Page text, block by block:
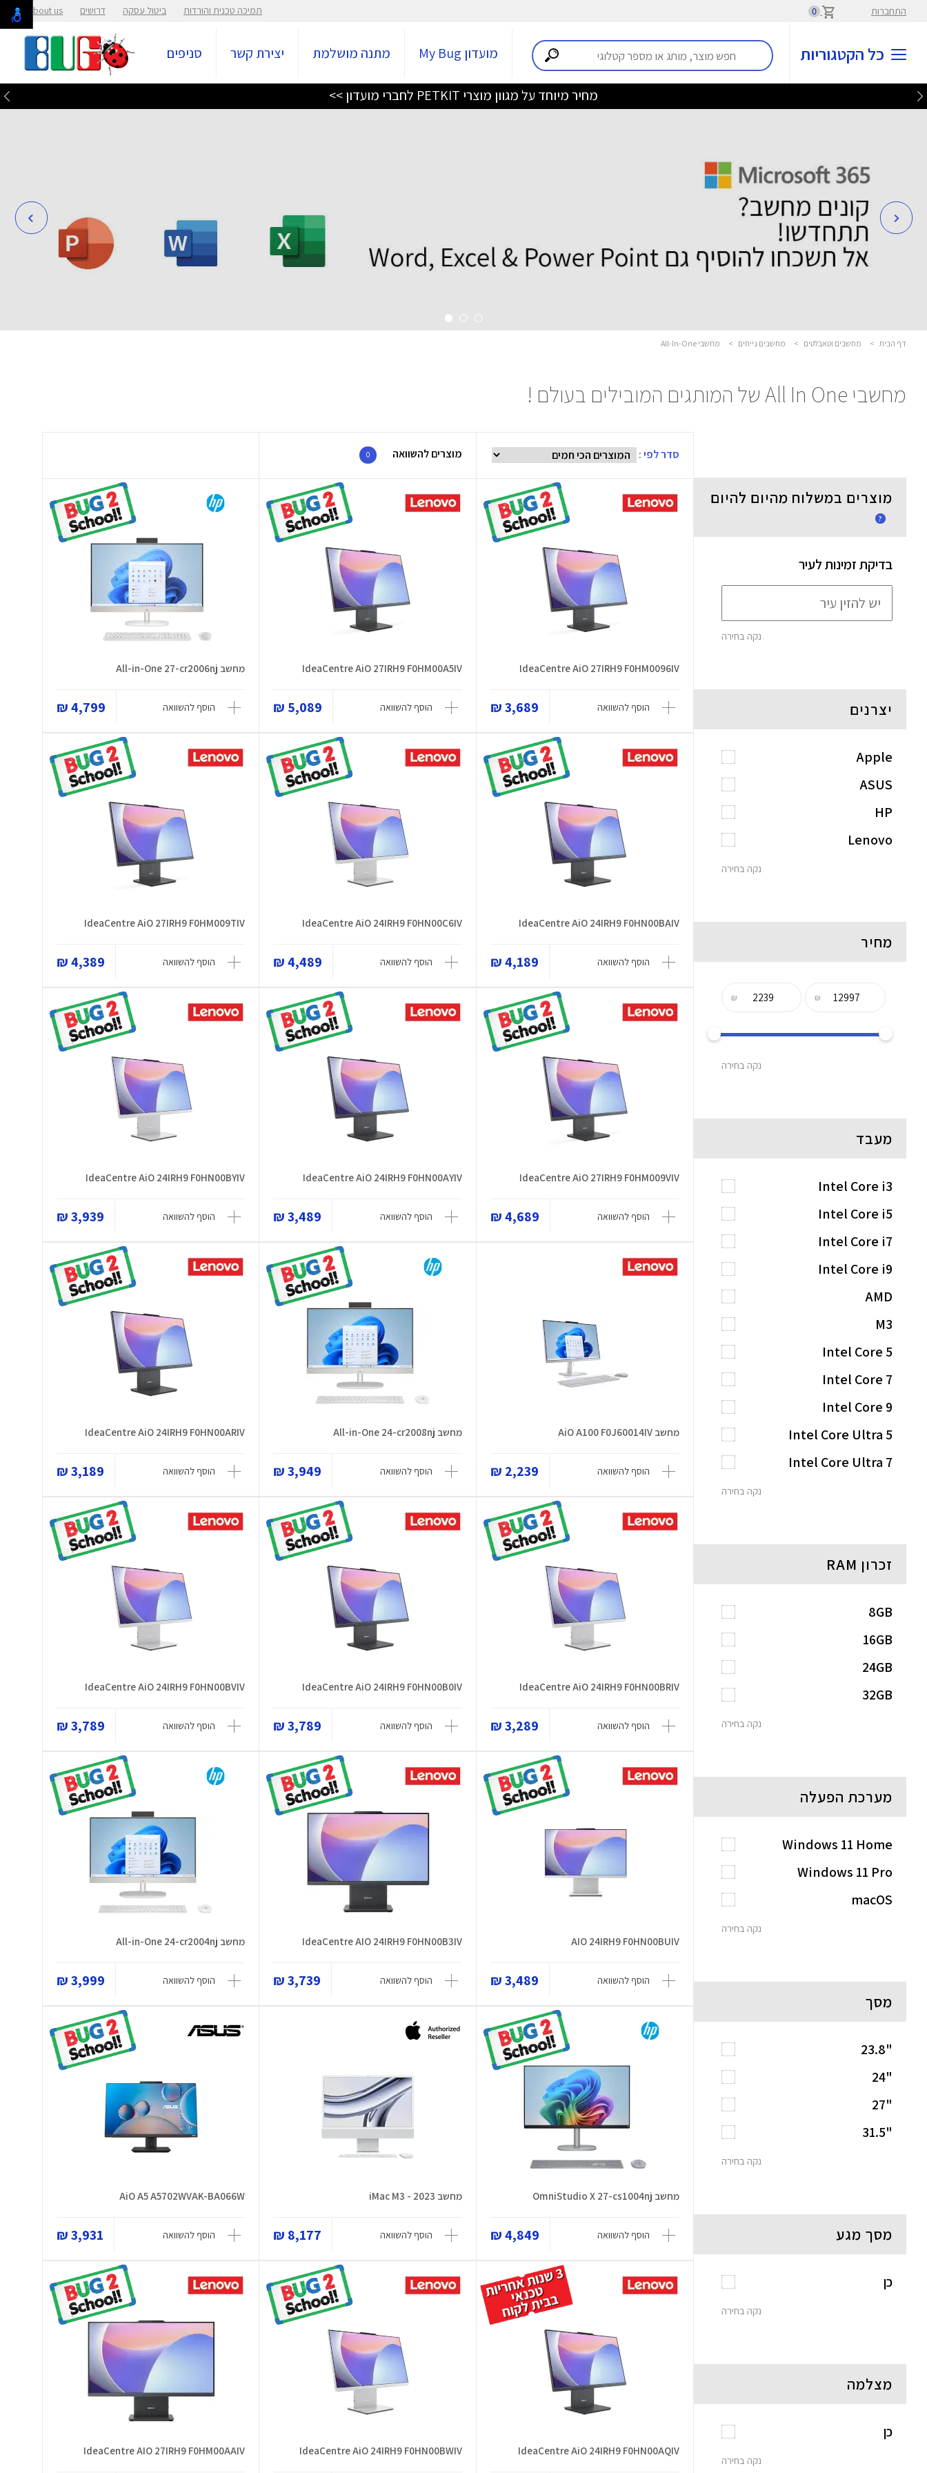
התחברות 0 תמיכה טכנית והורדות ביטול עסקה דרושים About us
כל הקטגוריות מועדון My Bug מתנה מושלמת יצירת קשר סניפים
מחיר מיוחד על מגוון מוצרי PETKIT לחברי מועדון >>
דף הבית > מחשבים וטאבלטים > מחשבים נייחים > מחשבי All-In-One
מחשבי All In One של המותגים המובילים בעולם !
סדר לפי : מוצרים להשוואה 0
IdeaCentre AiO 27IRH9 F0HM0096IV
הוסף להשוואה 3,689 ₪
IdeaCentre AiO 27IRH9 F0HM00A5IV
הוסף להשוואה 5,089 ₪
מחשב All-in-One 27-cr2006nj
הוסף להשוואה 4,799 ₪
IdeaCentre AiO 24IRH9 F0HN00BAIV
הוסף להשוואה 4,189 ₪
IdeaCentre AiO 24IRH9 F0HN00C6IV
הוסף להשוואה 4,489 ₪
IdeaCentre AiO 27IRH9 F0HM009TIV
הוסף להשוואה 4,389 ₪
IdeaCentre AiO 27IRH9 F0HM009VIV
הוסף להשוואה 4,689 ₪
IdeaCentre AiO 24IRH9 F0HN00AYIV
הוסף להשוואה 3,489 ₪
IdeaCentre AiO 24IRH9 F0HN00BYIV
הוסף להשוואה 3,939 ₪
מחשב AiO A100 F0J60014IV
הוסף להשוואה 2,239 ₪
מחשב All-in-One 24-cr2008nj
הוסף להשוואה 3,949 ₪
IdeaCentre AiO 24IRH9 F0HN00ARIV
הוסף להשוואה 3,189 ₪
IdeaCentre AiO 24IRH9 F0HN00BRIV
הוסף להשוואה 3,289 ₪
IdeaCentre AiO 24IRH9 F0HN00B0IV
הוסף להשוואה 3,789 ₪
IdeaCentre AiO 24IRH9 F0HN00BVIV
הוסף להשוואה 3,789 ₪
AIO 24IRH9 F0HN00BUIV
הוסף להשוואה 3,489 ₪
IdeaCentre AIO 24IRH9 F0HN00B3IV
הוסף להשוואה 3,739 ₪
מחשב All-in-One 24-cr2004nj
הוסף להשוואה 3,999 ₪
מחשב OmniStudio X 27-cs1004nj
הוסף להשוואה 4,849 ₪
מחשב iMac M3 - 2023
הוסף להשוואה 8,177 ₪
AiO A5 A5702WVAK-BA066W
הוסף להשוואה 3,931 ₪
IdeaCentre AiO 24IRH9 F0HN00AQIV
IdeaCentre AiO 24IRH9 F0HN00BWIV
IdeaCentre AIO 27IRH9 F0HM00AAIV
מוצרים במשלוח מהיום להיום
?
בדיקת זמינות לעיר
נקה בחירה
יצרנים
Apple
ASUS
HP
Lenovo
נקה בחירה
מחיר
₪
₪
נקה בחירה
מעבד
Intel Core i3
Intel Core i5
Intel Core i7
Intel Core i9
AMD
M3
Intel Core 5
Intel Core 7
Intel Core 9
Intel Core Ultra 5
Intel Core Ultra 7
נקה בחירה
זכרון RAM
8GB
16GB
24GB
32GB
נקה בחירה
מערכת הפעלה
Windows 11 Home
Windows 11 Pro
macOS
נקה בחירה
מסך
"23.8
"24
"27
"31.5
נקה בחירה
מסך מגע
כן
נקה בחירה
מצלמה
כן
נקה בחירה